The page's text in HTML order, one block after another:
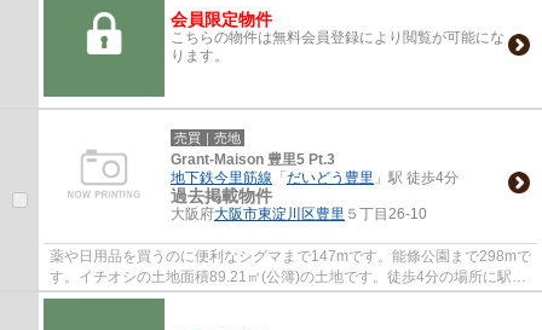
会員限定物件
こちらの物件は無料会員登録により閲覧が可能にな
ります。
売買｜売地
Grant-Maison 豊里5 Pt.3
地下鉄今里筋線 「 だいどう豊里 」駅 徒歩4分
過去掲載物件
大阪府大阪市東淀川区豊里 ５丁目26-10
薬や日用品を買うのに便利なシグマまで147mです。能條公園まで298mで
す。イチオシの土地面積89.21㎡(公簿)の土地です。徒歩4分の場所に駅が
あります。大阪市東淀川区エリアの住環境に...